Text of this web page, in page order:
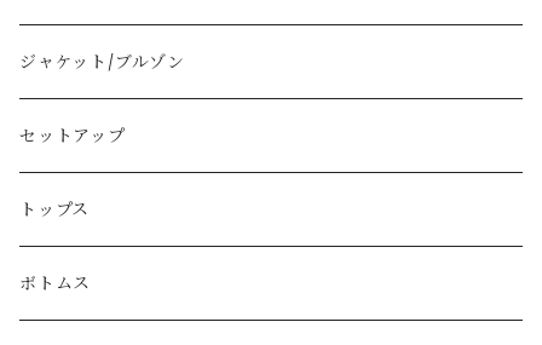
BURBERRY
PRADA
GUCCI
LOEWE
ジャケット/ブルゾン
セットアップ
トップス
ボトムス